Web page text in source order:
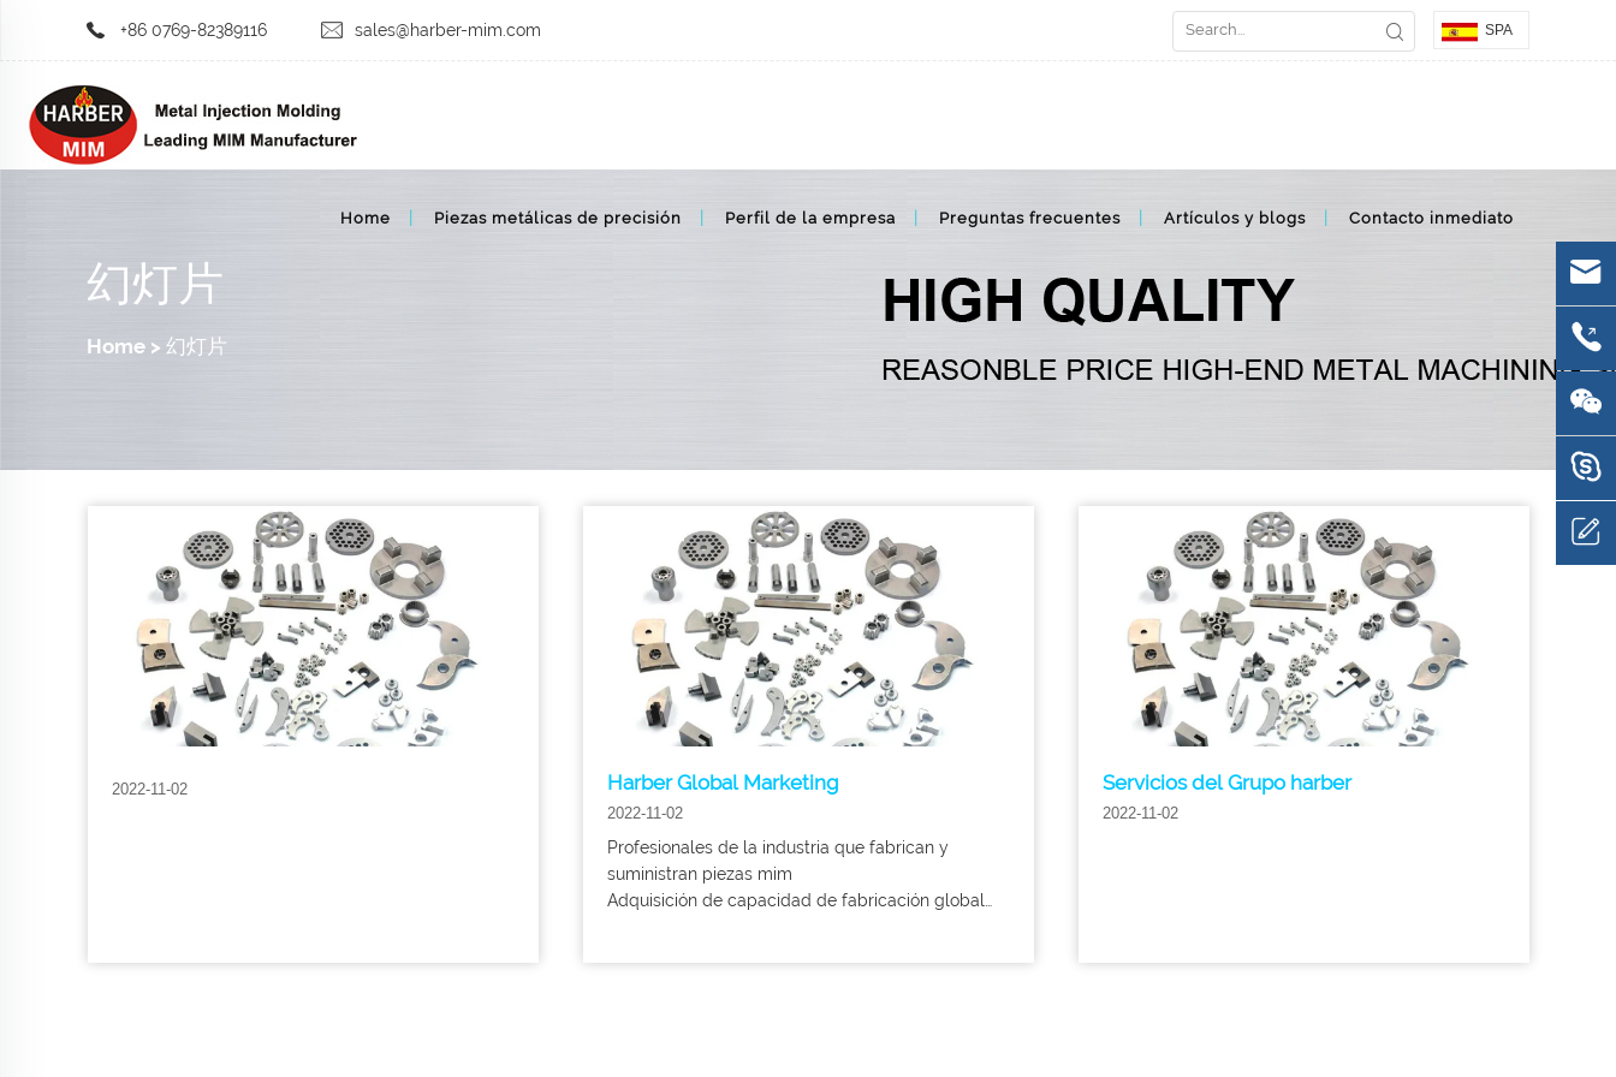
+86 0769-82389116 sales@harber-mim.com SPA
Home Piezas metálicas de precisión Perfil de la empresa Preguntas frecuentes Artículos y blogs Contacto inmediato
幻灯片
Home > 幻灯片
2022-11-02 Harber Global Marketing
2022-11-02
Profesionales de la industria que fabrican y
suministran piezas mim
Adquisición de capacidad de fabricación global
Servicios del Grupo harber
2022-11-02